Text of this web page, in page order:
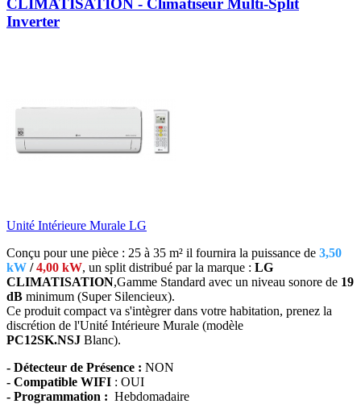
CLIMATISATION - Climatiseur Multi-Split
Inverter
Unité Intérieure Murale LG
Conçu pour une pièce : 25 à 35 m² il fournira la puissance de 3,50
kW /4,00 kW, un split distribué par la marque : LG
CLIMATISATION,Gamme Standard avec un niveau sonore de 19
dB minimum (Super Silencieux).
Ce produit compact va s'intègrer dans votre habitation, prenez la
discrétion de l'Unité Intérieure Murale (modèle
PC12SK.NSJ Blanc).
- Détecteur de Présence : NON
- Compatible WIFI : OUI
- Programmation : Hebdomadaire